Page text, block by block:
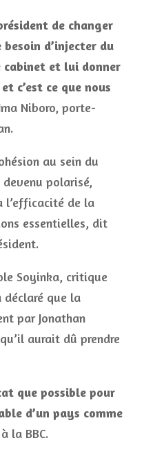
de changer
d’injecter du
cabinet et lui donner
c’est ce que nous
Niboro, porte-
au sein du
polarisé,
l’efficacité de la
essentielles, dit
Soyinka, critique
que la
par Jonathan
aurait dû prendre
que possible pour
d’un pays comme
la BBC.